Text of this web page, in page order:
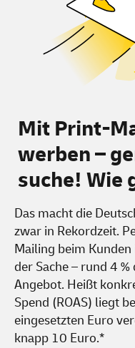
Mit Print-
werben –
suche! Wie
Das macht die
zwar in Rekordzeit.
Mailing beim Kunden
der Sache – rund 4
Angebot. Heißt
Spend (ROAS) liegt
eingesetzten Euro
knapp 10 Euro.*